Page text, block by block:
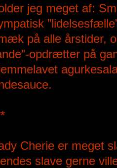
jeg meget af:
på alle årstider,
opdrætter på
Cherie er meget
slave gerne